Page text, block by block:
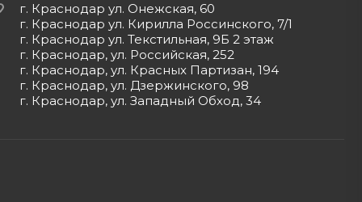
г. Краснодар ул. Онежская, 60
г. Краснодар ул. Кирилла Россинского, 7/1
г. Краснодар ул. Текстильная, 9Б 2 этаж
г. Краснодар, ул. Российская, 252
г. Краснодар, ул. Красных Партизан, 194
г. Краснодар, ул. Дзержинского, 98
г. Краснодар, ул. Западный Обход, 34